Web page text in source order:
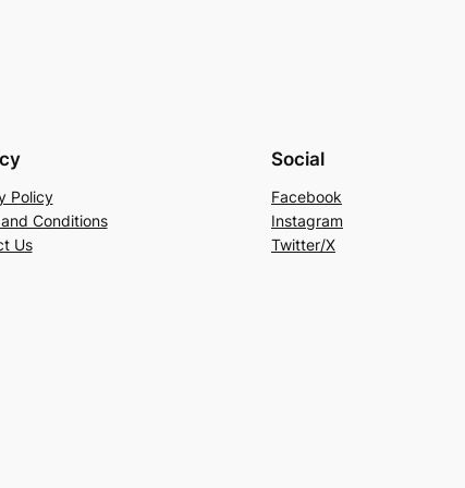
Policy
Conditions
Us
Social
Facebook
Instagram
Twitter/X